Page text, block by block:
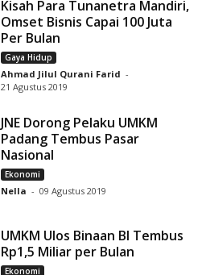
Kisah Para Tunanetra Mandiri,
Omset Bisnis Capai 100 Juta
Per Bulan
Gaya Hidup
Ahmad Jilul Qurani Farid -
21 Agustus 2019
JNE Dorong Pelaku UMKM
Padang Tembus Pasar
Nasional
Ekonomi
Nella - 09 Agustus 2019
UMKM Ulos Binaan BI Tembus
Rp1,5 Miliar per Bulan
Ekonomi